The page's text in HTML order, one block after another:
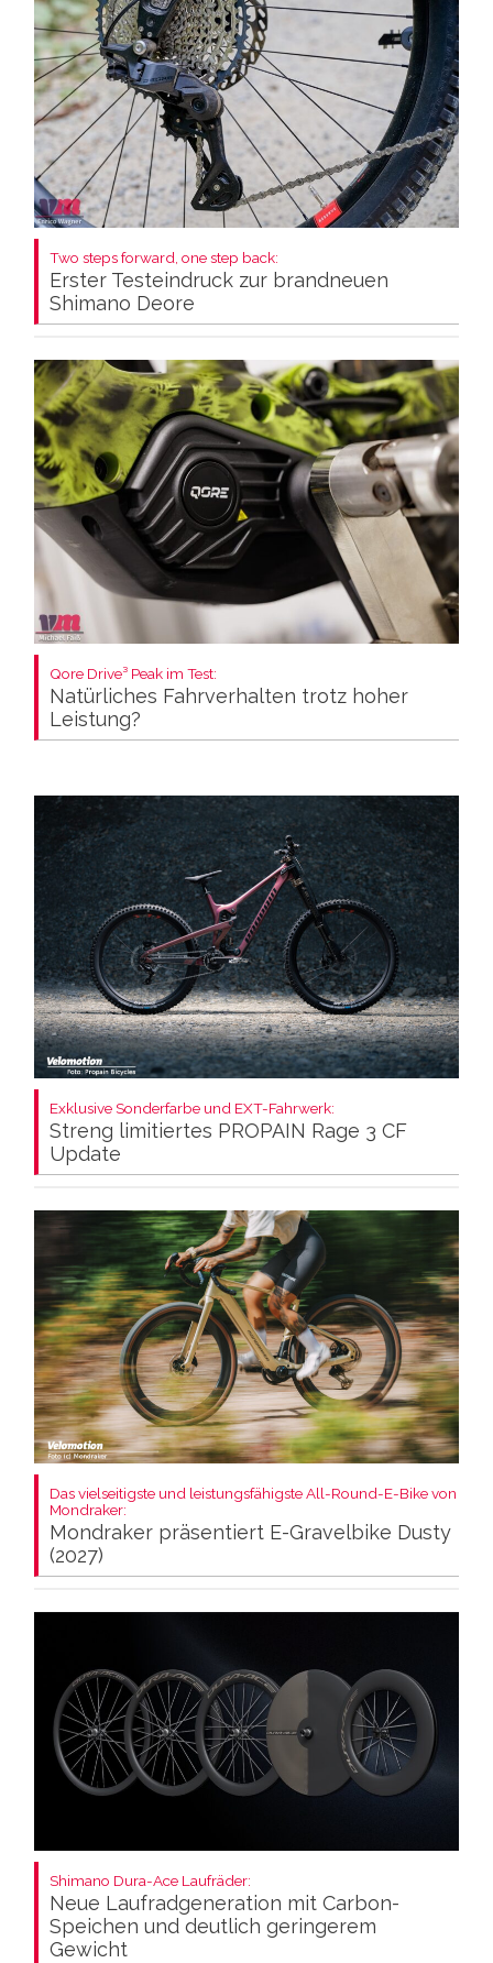
Two steps forward, one step back:
Erster Testeindruck zur brandneuen
Shimano Deore
Qore Drive³ Peak im Test:
Natürliches Fahrverhalten trotz hoher
Leistung?
Exklusive Sonderfarbe und EXT-Fahrwerk:
Streng limitiertes PROPAIN Rage 3 CF
Update
Das vielseitigste und leistungsfähigste All-Round-E-Bike von
Mondraker:
Mondraker präsentiert E-Gravelbike Dusty
(2027)
Shimano Dura-Ace Laufräder:
Neue Laufradgeneration mit Carbon-
Speichen und deutlich geringerem
Gewicht